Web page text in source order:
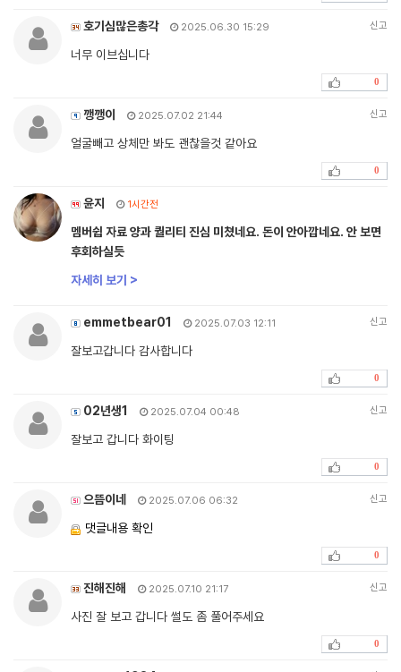
호기심많은총각 2025.06.30 15:29 신고
너무 이브십니다
0
깽깽이 2025.07.02 21:44 신고
얼굴빼고 상체만 봐도 괜찮을것 같아요
0
윤지 1시간전
멤버쉽 자료 양과 퀄리티 진심 미쳤네요. 돈이 안아깝네요. 안 보면
후회하실듯
자세히 보기 >
emmetbear01 2025.07.03 12:11 신고
잘보고갑니다 감사합니다
0
02년생1 2025.07.04 00:48 신고
잘보고 갑니다 화이팅
0
으뜸이네 2025.07.06 06:32 신고
댓글내용 확인
0
진해진해 2025.07.10 21:17 신고
사진 잘 보고 갑니다 썰도 좀 풀어주세요
0